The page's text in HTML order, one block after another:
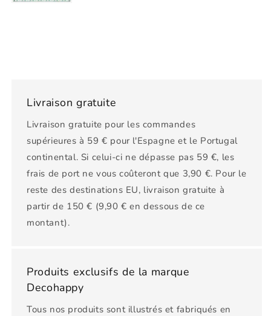
Livraison gratuite
Livraison gratuite pour les commandes
supérieures à 59 € pour l'Espagne et le Portugal
continental. Si celui-ci ne dépasse pas 59 €, les
frais de port ne vous coûteront que 3,90 €. Pour le
reste des destinations EU, livraison gratuite à
partir de 150 € (9,90 € en dessous de ce
montant).
Produits exclusifs de la marque
Decohappy
Tous nos produits sont illustrés et fabriqués en